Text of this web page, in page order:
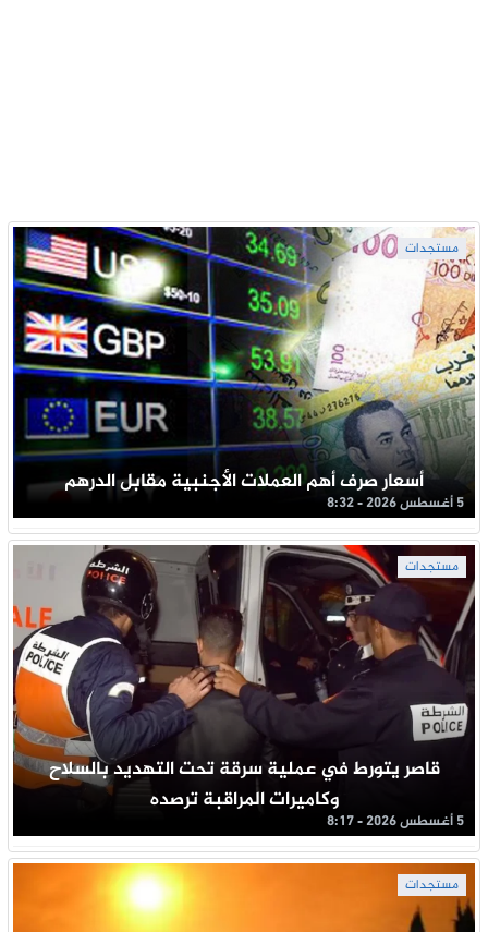
مستجدات
أسعار صرف أهم العملات الأجنبية مقابل الدرهم
5 أغسطس 2026 - 8:32
مستجدات
قاصر يتورط في عملية سرقة تحت التهديد بالسلاح
وكاميرات المراقبة ترصده
5 أغسطس 2026 - 8:17
مستجدات